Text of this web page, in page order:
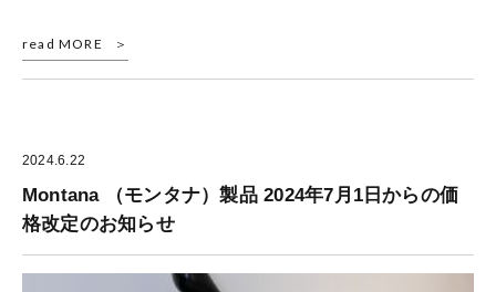
read MORE
2024.6.22
Montana （モンタナ）製品 2024年7月1日からの価
格改定のお知らせ